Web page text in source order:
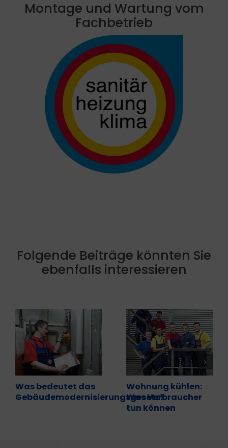
Montage und Wartung vom
Fachbetrieb
Folgende Beiträge könnten Sie
ebenfalls interessieren
Was bedeutet das
Gebäudemodernisierungsgesetz?
Wohnung kühlen:
Was Verbraucher
tun können